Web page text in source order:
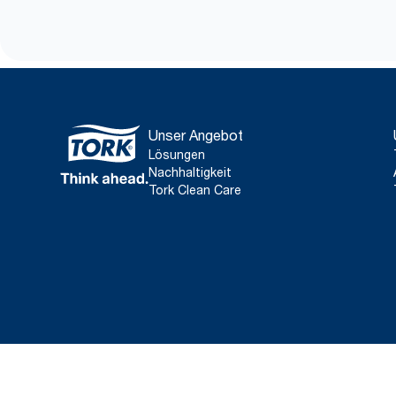
Unser Angebot
Lösungen
Nachhaltigkeit
Tork Clean Care